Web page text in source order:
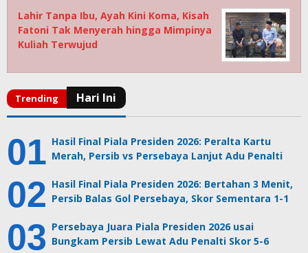
Lahir Tanpa Ibu, Ayah Kini Koma, Kisah
Fatoni Tak Menyerah hingga Mimpinya
Kuliah Terwujud
Hasil Final Piala Presiden 2026: Peralta Kartu
Merah, Persib vs Persebaya Lanjut Adu Penalti
Hasil Final Piala Presiden 2026: Bertahan 3 Menit,
Persib Balas Gol Persebaya, Skor Sementara 1-1
Persebaya Juara Piala Presiden 2026 usai
Bungkam Persib Lewat Adu Penalti Skor 5-6